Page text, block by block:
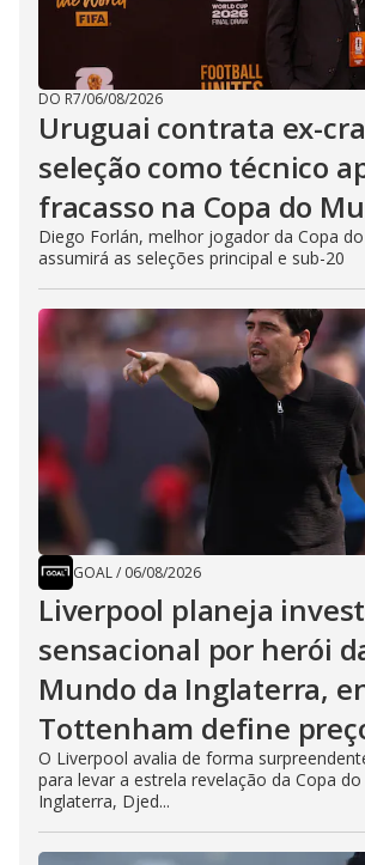
DO R7/06/08/2026
Uruguai contrata ex-
seleção como técnico
fracasso na Copa do
Diego Forlán, melhor jogador da Copa
assumirá as seleções principal e sub-20
GOAL/ 06/08/2026
Liverpool planeja
sensacional por herói
Mundo da Inglaterra,
Tottenham define
O Liverpool avalia de forma
para levar a estrela revelação da Copa
Inglaterra, Djed...